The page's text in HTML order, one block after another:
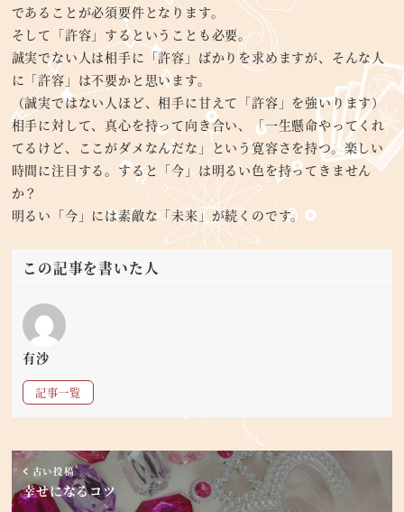
であることが必須要件となります。
そして「許容」するということも必要。
誠実でない人は相手に「許容」ばかりを求めますが、そんな人
に「許容」は不要かと思います。
（誠実ではない人ほど、相手に甘えて「許容」を強いります）
相手に対して、真心を持って向き合い、「一生懸命やってくれ
てるけど、ここがダメなんだな」という寛容さを持つ。楽しい
時間に注目する。すると「今」は明るい色を持ってきません
か？
明るい「今」には素敵な「未来」が続くのです。
この記事を書いた人
有沙
記事一覧
古い投稿
幸せになるコツ